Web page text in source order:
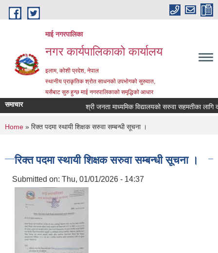
Skip to main content
माई नगरपालिका
नगर कार्यपालिकाको कार्यालय
इलाम, कोशी प्रदेश, नेपाल
स्थानीय प्राकृतिक श्रोत साधनको उपभोगको सुरुवात,
यसैबाट सुरु हुन्छ माई नगरपालिकाको समृद्धिको आधार
समाचार श्री जनता माध्यमिक विद्यालयको सरुवा सहमतीका लागि
You are here
Home » रिक्त पदमा स्थायी शिक्षक सरुवा सम्बन्धी सूचना ।
रिक्त पदमा स्थायी शिक्षक सरुवा सम्बन्धी सूचना ।
Submitted on: Thu, 01/01/2026 - 14:37